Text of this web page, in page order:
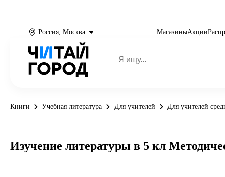
Россия, Москва МагазиныАкции
Книги Учебная литература Для учителей Для учителей
Изучение литературы в 5 кл